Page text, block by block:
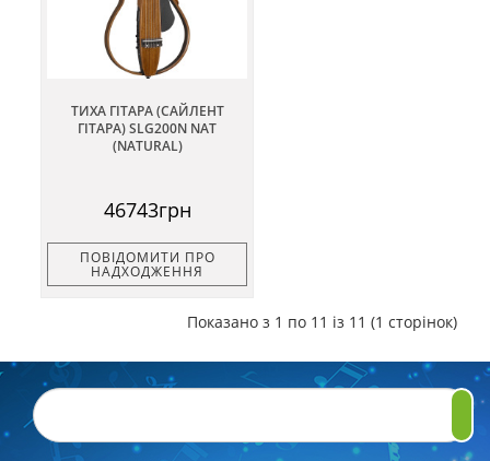
ТИХА ГІТАРА (САЙЛЕНТ
ГІТАРА) SLG200N NAT
(NATURAL)
46743грн
ПОВІДОМИТИ ПРО
НАДХОДЖЕННЯ
Показано з 1 по 11 із 11 (1 сторінок)